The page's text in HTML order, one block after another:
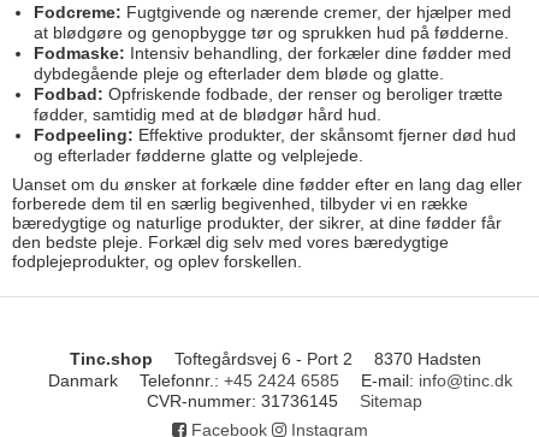
Fodcreme: Fugtgivende og nærende cremer, der hjælper med
at blødgøre og genopbygge tør og sprukken hud på fødderne.
Fodmaske: Intensiv behandling, der forkæler dine fødder med
dybdegående pleje og efterlader dem bløde og glatte.
Fodbad: Opfriskende fodbade, der renser og beroliger trætte
fødder, samtidig med at de blødgør hård hud.
Fodpeeling: Effektive produkter, der skånsomt fjerner død hud
og efterlader fødderne glatte og velplejede.
Uanset om du ønsker at forkæle dine fødder efter en lang dag eller
forberede dem til en særlig begivenhed, tilbyder vi en række
bæredygtige og naturlige produkter, der sikrer, at dine fødder får
den bedste pleje. Forkæl dig selv med vores bæredygtige
fodplejeprodukter, og oplev forskellen.
Tinc.shop Toftegårdsvej 6 - Port 2
8370 Hadsten
Danmark
Telefonnr. : +45 2424 6585 E-mail: info@tinc.dk
CVR-nummer: 31736145
Sitemap
Facebook
Instagram